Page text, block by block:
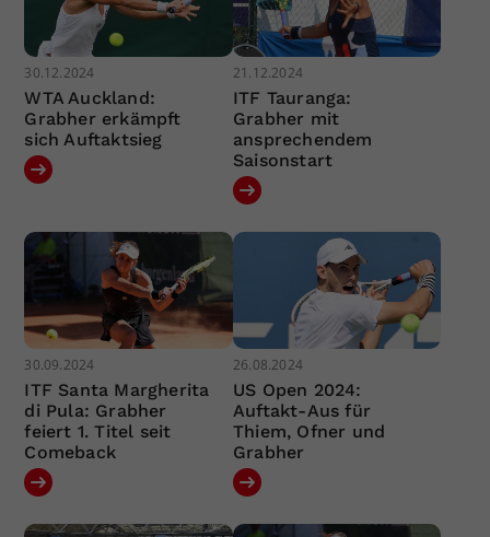
30.12.2024
WTA Auckland:
Grabher erkämpft
sich Auftaktsieg
21.12.2024
ITF Tauranga:
Grabher mit
ansprechendem
Saisonstart
30.09.2024
ITF Santa Margherita
di Pula: Grabher
feiert 1. Titel seit
Comeback
26.08.2024
US Open 2024:
Auftakt-Aus für
Thiem, Ofner und
Grabher